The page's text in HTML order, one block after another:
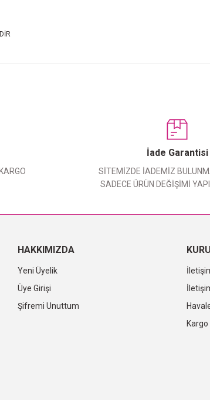
Yorum Yaz
İade Garantisi
SİTEMİZDE İADEMİZ
SADECE ÜRÜN DEĞİŞİMİ
HAKKIMIZDA
Yeni Üyelik
Üye Girişi
Şifremi Unuttum